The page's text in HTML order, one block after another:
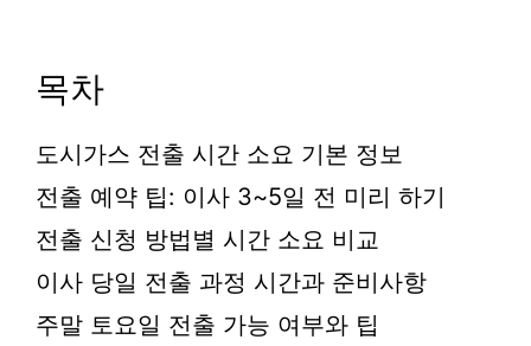
목차
도시가스 전출 시간 소요 기본 정보
전출 예약 팁: 이사 3~5일 전 미리 하기
전출 신청 방법별 시간 소요 비교
이사 당일 전출 과정 시간과 준비사항
주말 토요일 전출 가능 여부와 팁